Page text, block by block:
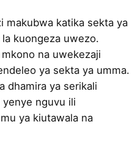
makubwa katika sekta ya
kuongeza uwezo.
na uwekezaji
ya sekta ya umma.
dhamira ya serikali
nguvu ili
ya kiutawala na